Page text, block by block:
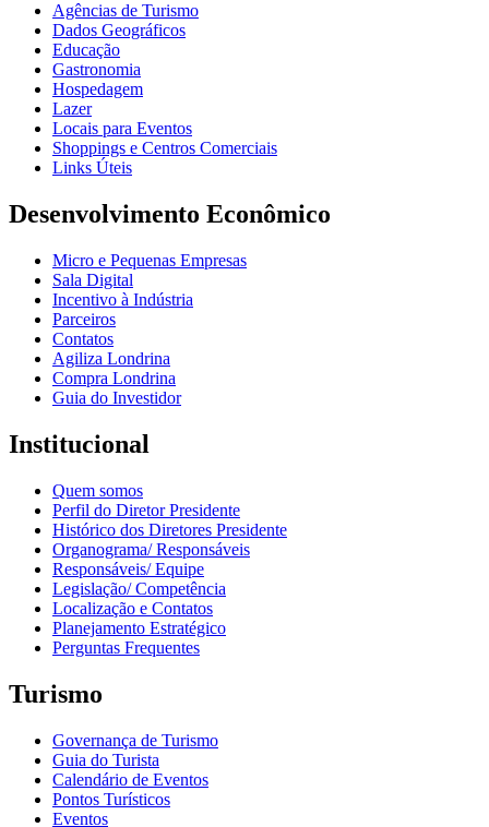
Agências de Turismo
Dados Geográficos
Educação
Gastronomia
Hospedagem
Lazer
Locais para Eventos
Shoppings e Centros Comerciais
Links Úteis
Desenvolvimento Econômico
Micro e Pequenas Empresas
Sala Digital
Incentivo à Indústria
Parceiros
Contatos
Agiliza Londrina
Compra Londrina
Guia do Investidor
Institucional
Quem somos
Perfil do Diretor Presidente
Histórico dos Diretores Presidente
Organograma/ Responsáveis
Responsáveis/ Equipe
Legislação/ Competência
Localização e Contatos
Planejamento Estratégico
Perguntas Frequentes
Turismo
Governança de Turismo
Guia do Turista
Calendário de Eventos
Pontos Turísticos
Eventos